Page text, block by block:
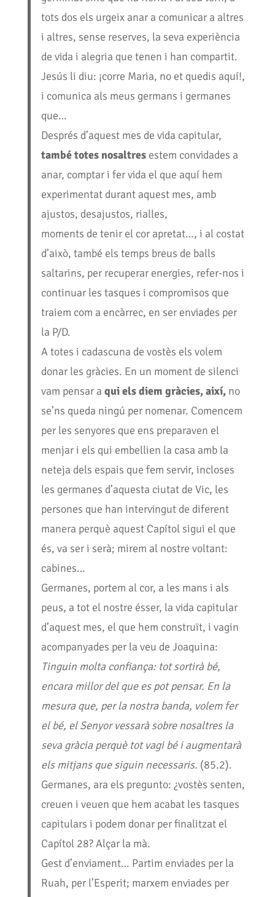
tots dos els urgeix anar a comunicar a altres
i altres, sense reserves, la seva experiència
de vida i alegria que tenen i han compartit.
Jesús li diu: ¡corre Maria, no et quedis aquí!,
i comunica als meus germans i germanes
que…
Després d’aquest mes de vida capitular,
també totes nosaltres estem convidades a
anar, comptar i fer vida el que aquí hem
experimentat durant aquest mes, amb
ajustos, desajustos, rialles,
moments de tenir el cor apretat…, i al costat
d’això, també els temps breus de balls
saltarins, per recuperar energies, refer-nos i
continuar les tasques i compromisos que
traiem com a encàrrec, en ser enviades per
la P/D.
A totes i cadascuna de vostès els volem
donar les gràcies. En un moment de silenci
vam pensar aqui els diem gràcies, així, no
se’ns queda ningú per nomenar. Comencem
per les senyores que ens preparaven el
menjar i els qui embellien la casa amb la
neteja dels espais que fem servir, incloses
les germanes d’aquesta ciutat de Vic, les
persones que han intervingut de diferent
manera perquè aquest Capítol sigui el que
és, va ser i serà; mirem al nostre voltant:
cabines…
Germanes, portem al cor, a les mans i als
peus, a tot el nostre ésser, la vida capitular
d’aquest mes, el que hem construït, i vagin
acompanyades per la veu de Joaquina:
Tinguin molta confiança: tot sortirà bé,
encara millor del que es pot pensar. En la
mesura que, per la nostra banda, volem fer
el bé, el Senyor vessarà sobre nosaltres la
seva gràcia perquè tot vagi bé i augmentarà
els mitjans que siguin necessaris. (85.2).
Germanes, ara els pregunto: ¿vostès senten,
creuen i veuen que hem acabat les tasques
capitulars i podem donar per finalitzat el
Capítol 28? Alçar la mà.
Gest d’enviament… Partim enviades per la
Ruah, per l’Esperit; marxem enviades per